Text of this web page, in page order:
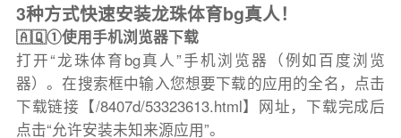
3种方式快速安装龙珠体育bg真人！
🇦🇶①使用手机浏览器下载
打开“龙珠体育bg真人”手机浏览器（例如百度浏览
器）。在搜索框中输入您想要下载的应用的全名，点击
下载链接【/8407d/53323613.html】网址，下载完成后
点击“允许安装未知来源应用”。